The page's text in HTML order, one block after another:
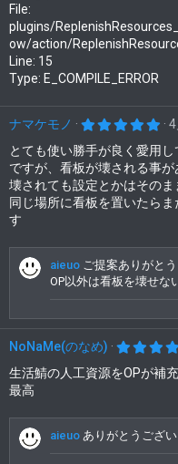
File:
plugins/
ow/action/
Line: 15
Type: E_COMPILE_ERROR
ナマケモノ
5
0
0
つ
星
4
とても使い勝手が良く愛用し
ですが、看板が壊される事が
壊されても設定とかはそのま
同じ場所に看板を置いたら
す
aieuo ご提案ありがとう
OP以外は看板を壊せな
NoNaMe(のなめ)
生活鯖の人工資源をOPが補
最高
aieuo ありがとうござ